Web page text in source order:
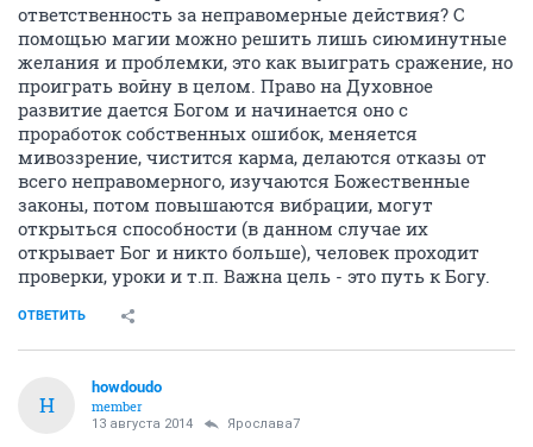
ответственность за неправомерные действия? С
помощью магии можно решить лишь сиюминутные
желания и проблемки, это как выиграть сражение, но
проиграть войну в целом. Право на Духовное
развитие дается Богом и начинается оно с
проработок собственных ошибок, меняется
мивоззрение, чистится карма, делаются отказы от
всего неправомерного, изучаются Божественные
законы, потом повышаются вибрации, могут
открыться способности (в данном случае их
открывает Бог и никто больше), человек проходит
проверки, уроки и т.п. Важна цель - это путь к Богу.
ОТВЕТИТЬ
H
howdoudo
member
13 августа 2014 Ярослава7